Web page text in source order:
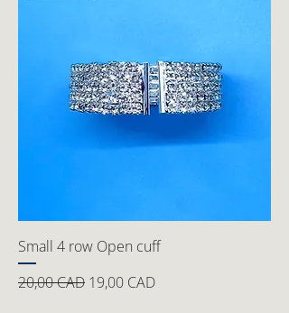
Small 4 row Open cuff
Precio
20,00 CAD Precio de oferta
19,00 CAD